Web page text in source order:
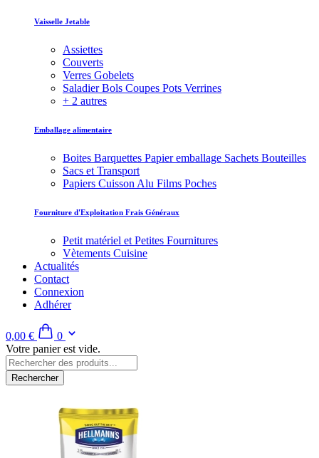
Vaisselle Jetable
Assiettes
Couverts
Verres Gobelets
Saladier Bols Coupes Pots Verrines
+ 2 autres
Emballage alimentaire
Boites Barquettes Papier emballage Sachets Bouteilles
Sacs et Transport
Papiers Cuisson Alu Films Poches
Fourniture d'Exploitation Frais Généraux
Petit matériel et Petites Fournitures
Vètements Cuisine
Actualités
Contact
Connexion
Adhérer
0,00 €
0
Votre panier est vide.
Rechercher